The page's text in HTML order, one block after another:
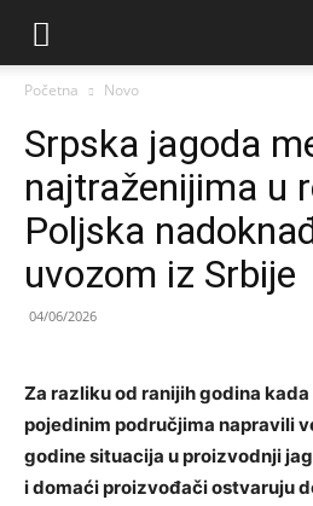
Početna Novo
Srpska jagoda
najtraženijima u
Poljska
uvozom iz Srbije
04/06/2026
Za razliku od ranijih godina
pojedinim područjima napravili
godine situacija u proizvodnji
i domaći proizvođači ostvaruju